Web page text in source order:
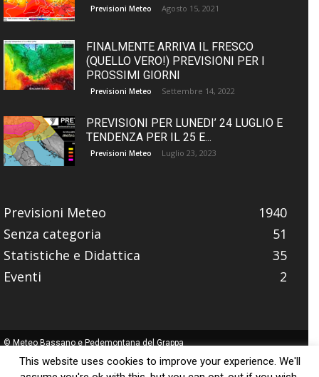
Previsioni Meteo Agosto 15, 2021
FINALMENTE ARRIVA IL FRESCO
(QUELLO VERO!) PREVISIONI PER I
PROSSIMI GIORNI
Previsioni Meteo Settembre 14, 2022
PREVISIONI PER LUNEDI’ 24 LUGLIO E
TENDENZA PER IL 25 E...
Previsioni Meteo Luglio 23, 2023
Previsioni Meteo
1940
Senza categoria
51
Statistiche e Didattica
35
Eventi
2
© Meteo Bassano e Pedemontana del Grappa
Website made with byFabitus
This website uses cookies to improve your experience. We'll